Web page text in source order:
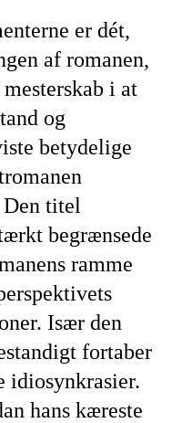
er dét,
af romanen,
i at
og
betydelige
titel
begrænsede
ramme
Især den
fortaber
idiosynkrasier.
hans kæreste